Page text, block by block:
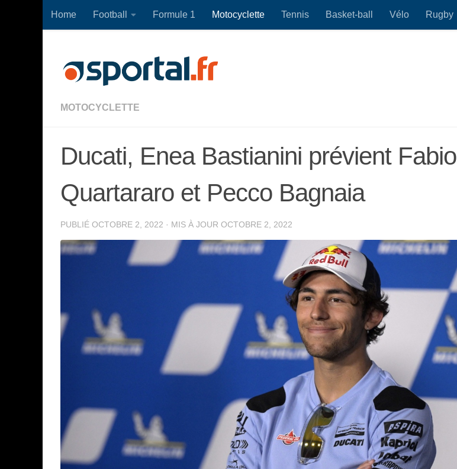
Skip to content
Home Football Formule 1 Motocyclette Tennis Basket-ball Vélo Rugby
MOTOCYCLETTE
Ducati, Enea Bastianini prévient Fabio
Quartararo et Pecco Bagnaia
PUBLIÉ OCTOBRE 2, 2022 · MIS À JOUR OCTOBRE 2, 2022